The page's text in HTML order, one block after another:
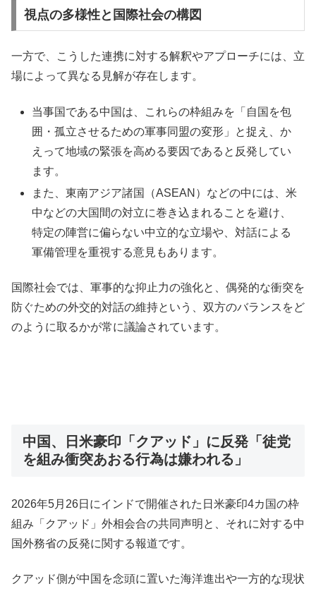
視点の多様性と国際社会の構図
一方で、こうした連携に対する解釈やアプローチには、立
場によって異なる見解が存在します。
当事国である中国は、これらの枠組みを「自国を包
囲・孤立させるための軍事同盟の変形」と捉え、か
えって地域の緊張を高める要因であると反発してい
ます。
また、東南アジア諸国（ASEAN）などの中には、米
中などの大国間の対立に巻き込まれることを避け、
特定の陣営に偏らない中立的な立場や、対話による
軍備管理を重視する意見もあります。
国際社会では、軍事的な抑止力の強化と、偶発的な衝突を
防ぐための外交的対話の維持という、双方のバランスをど
のように取るかが常に議論されています。
中国、日米豪印「クアッド」に反発「徒党
を組み衝突あおる行為は嫌われる」
2026年5月26日にインドで開催された日米豪印4カ国の枠
組み「クアッド」外相会合の共同声明と、それに対する中
国外務省の反発に関する報道です。
クアッド側が中国を念頭に置いた海洋進出や一方的な現状